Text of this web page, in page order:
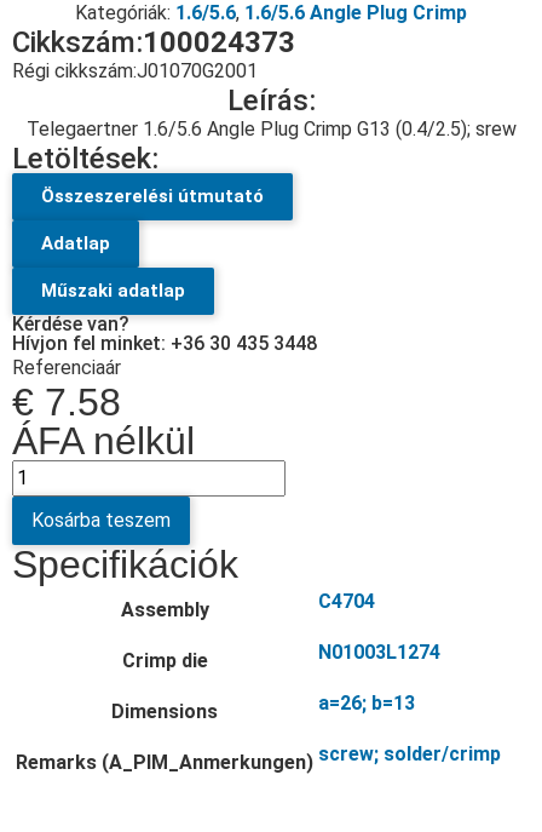
Kategóriák: 1.6/5.6, 1.6/5.6 Angle Plug Crimp
Cikkszám:100024373
Régi cikkszám:J01070G2001
Leírás:
Telegaertner 1.6/5.6 Angle Plug Crimp G13 (0.4/2.5); srew
Letöltések:
Összeszerelési útmutató
Adatlap
Műszaki adatlap
Kérdése van?
Hívjon fel minket: +36 30 435 3448
Referenciaár
€ 7.58
ÁFA nélkül
Kosárba teszem
Specifikációk
Assembly C4704
Crimp die N01003L1274
Dimensions a=26; b=13
Remarks (A_PIM_Anmerkungen) screw; solder/crimp